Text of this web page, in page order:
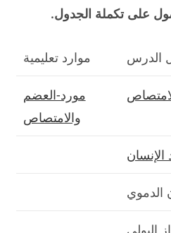
على تكملة الجدول.
الدرس موارد تعليمية
مورد-العضم
والامتصاص
الدموي
البولي